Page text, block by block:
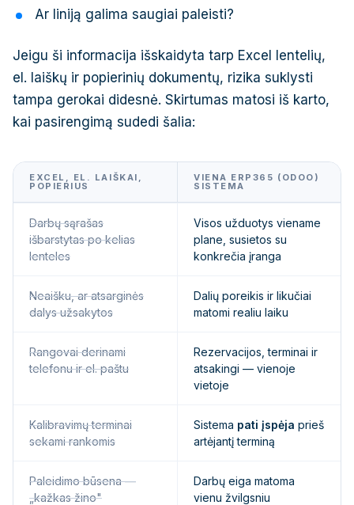
Ar liniją galima saugiai paleisti?
Jeigu ši informacija išskaidyta tarp Excel lentelių,
el. laiškų ir popierinių dokumentų, rizika suklysti
tampa gerokai didesnė. Skirtumas matosi iš karto,
kai pasirengimą sudedi šalia:
EXCEL, EL. LAIŠKAI,
POPIERIUS
VIENA ERP365 (ODOO)
SISTEMA
Darbų sąrašas
išbarstytas po kelias
lenteles
Visos užduotys viename
plane, susietos su
konkrečia įranga
Neaišku, ar atsarginės
dalys užsakytos
Dalių poreikis ir likučiai
matomi realiu laiku
Rangovai derinami
telefonu ir el. paštu
Rezervacijos, terminai ir
atsakingi — vienoje
vietoje
Kalibravimų terminai
sekami rankomis
Sistema pati įspėja prieš
artėjantį terminą
Paleidimo būsena —
„kažkas žino"
Darbų eiga matoma
vienu žvilgsniu